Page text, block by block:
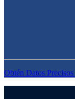
Obtén Datos